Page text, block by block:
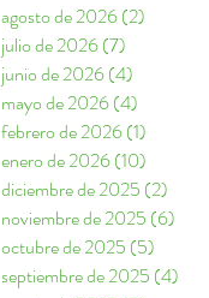
agosto de 2026(2)
julio de 2026(7)
junio de 2026(4)
mayo de 2026(4)
febrero de 2026(1)
enero de 2026(10)
diciembre de 2025 (2)
noviembre de 2025 (6)
octubre de 2025 (5)
septiembre de 2025 (4)